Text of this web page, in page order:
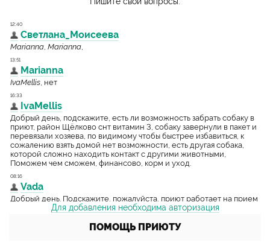
Для добавления необходима авторизация
ПОМОЩЬ ПРИЮТУ